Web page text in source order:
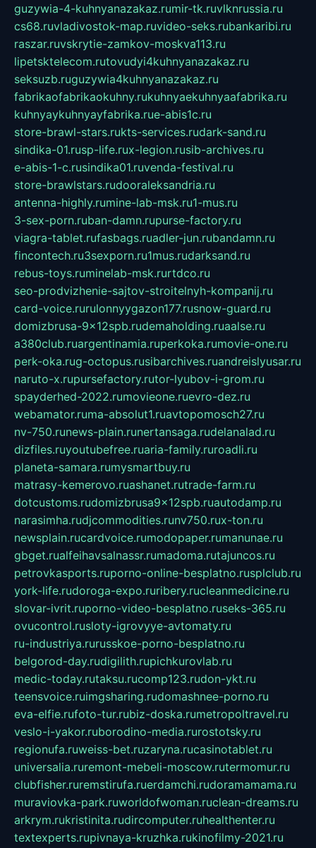
guzywia-4-kuhnyanazakaz.rumir-tk.ruvlknrussia.ru
cs68.ruvladivostok-map.ruvideo-seks.rubankaribi.ru
raszar.ruvskrytie-zamkov-moskva113.ru
lipetsktelecom.rutovudyi4kuhnyanazakaz.ru
seksuzb.ruguzywia4kuhnyanazakaz.ru
fabrikaofabrikaokuhny.rukuhnyaekuhnyaafabrika.ru
kuhnyaykuhnyayfabrika.rue-abis1c.ru
store-brawl-stars.rukts-services.rudark-sand.ru
sindika-01.rusp-life.rux-legion.rusib-archives.ru
e-abis-1-c.rusindika01.ruvenda-festival.ru
store-brawlstars.rudooraleksandria.ru
antenna-highly.rumine-lab-msk.ru1-mus.ru
3-sex-porn.ruban-damn.rupurse-factory.ru
viagra-tablet.rufasbags.ruadler-jun.rubandamn.ru
fincontech.ru3sexporn.ru1mus.rudarksand.ru
rebus-toys.ruminelab-msk.rurtdco.ru
seo-prodvizhenie-sajtov-stroitelnyh-kompanij.ru
card-voice.rurulonnyygazon177.rusnow-guard.ru
domizbrusa-9x12spb.rudemaholding.ruaalse.ru
a380club.ruargentinamia.ruperkoka.rumovie-one.ru
perk-oka.rug-octopus.rusibarchives.ruandreislyusar.ru
naruto-x.rupursefactory.rutor-lyubov-i-grom.ru
spayderhed-2022.rumovieone.ruevro-dez.ru
webamator.ruma-absolut1.ruavtopomosch27.ru
nv-750.runews-plain.runertansaga.rudelanalad.ru
dizfiles.ruyoutubefree.ruaria-family.ruroadli.ru
planeta-samara.rumysmartbuy.ru
matrasy-kemerovo.ruashanet.rutrade-farm.ru
dotcustoms.rudomizbrusa9x12spb.ruautodamp.ru
narasimha.rudjcommodities.runv750.rux-ton.ru
newsplain.rucardvoice.rumodopaper.rumanunae.ru
gbget.rualfeihavsalnassr.rumadoma.rutajuncos.ru
petrovkasports.ruporno-online-besplatno.rusplclub.ru
york-life.rudoroga-expo.ruribery.rucleanmedicine.ru
slovar-ivrit.ruporno-video-besplatno.ruseks-365.ru
ovucontrol.rusloty-igrovyye-avtomaty.ru
ru-industriya.rurusskoe-porno-besplatno.ru
belgorod-day.rudigilith.rupichkurovlab.ru
medic-today.rutaksu.rucomp123.rudon-ykt.ru
teensvoice.ruimgsharing.rudomashnee-porno.ru
eva-elfie.rufoto-tur.rubiz-doska.rumetropoltravel.ru
veslo-i-yakor.ruborodino-media.rurostotsky.ru
regionufa.ruweiss-bet.ruzaryna.rucasinotablet.ru
universalia.ruremont-mebeli-moscow.rutermomur.ru
clubfisher.ruremstirufa.ruerdamchi.rudoramamama.ru
muraviovka-park.ruworldofwoman.ruclean-dreams.ru
arkrym.rukristinita.rudircomputer.ruhealthenter.ru
textexperts.rupivnaya-kruzhka.rukinofilmy-2021.ru